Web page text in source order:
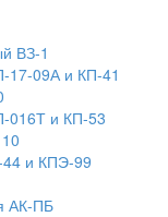
ВЗ-1
17-09А и КП-41
016Т и КП-53
44 и КПЭ-99
АК-ПБ